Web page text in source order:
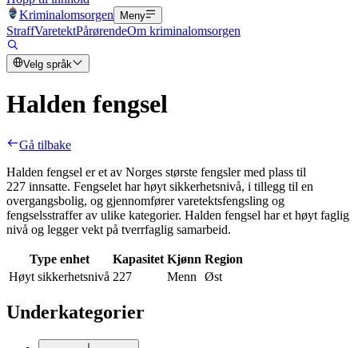
Kriminalomsorgen
Meny
StraffVaretektPårørendeOm kriminalomsorgen
Velg språk
Halden fengsel
Gå tilbake
Halden fengsel er et av Norges største fengsler med plass til
227 innsatte. Fengselet har høyt sikkerhetsnivå, i tillegg til en
overgangsbolig, og gjennomfører varetektsfengsling og
fengselsstraffer av ulike kategorier. Halden fengsel har et høyt faglig
nivå og legger vekt på tverrfaglig samarbeid.
Type enhet Kapasitet Kjønn Region
Høyt sikkerhetsnivå 227 Menn Øst
Underkategorier